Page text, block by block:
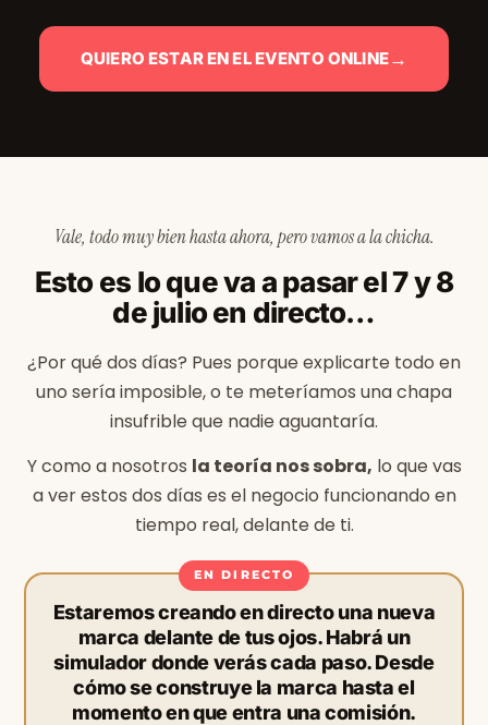
QUIERO ESTAR EN EL EVENTO ONLINE→
Vale, todo muy bien hasta ahora, pero vamos a la chicha.
Esto es lo que va a pasar el 7 y 8
de julio en directo…
¿Por qué dos días? Pues porque explicarte todo en
uno sería imposible, o te meteríamos una chapa
insufrible que nadie aguantaría.
Y como a nosotros la teoría nos sobra, lo que vas
a ver estos dos días es el negocio funcionando en
tiempo real, delante de ti.
Estaremos creando en directo una nueva
marca delante de tus ojos. Habrá un
simulador donde verás cada paso. Desde
cómo se construye la marca hasta el
momento en que entra una comisión.